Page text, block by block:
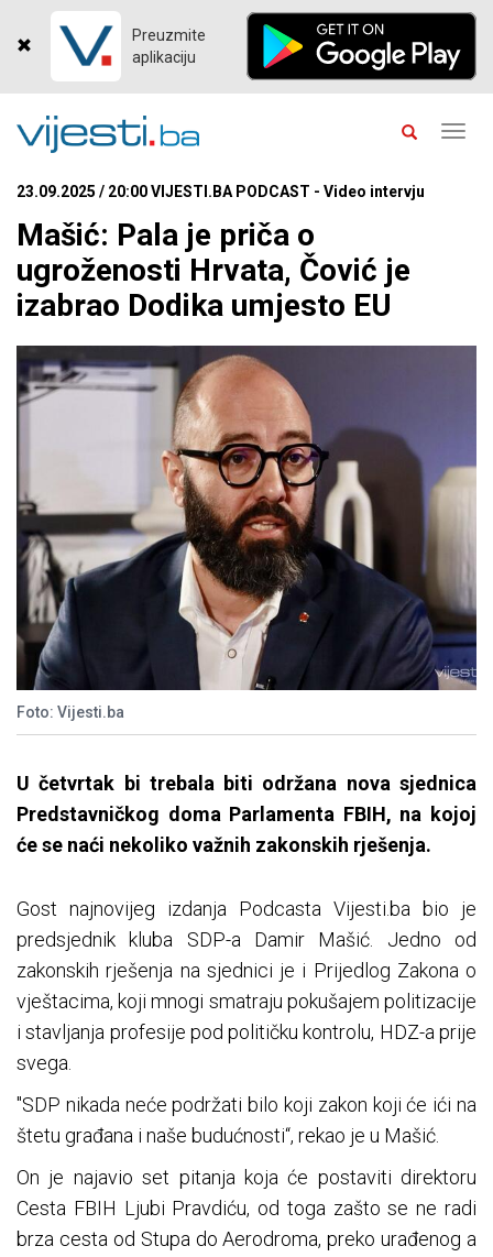
Preuzmite
aplikaciju
23.09.2025 / 20:00 VIJESTI.BA PODCAST - Video intervju
Mašić: Pala je priča o
ugroženosti Hrvata, Čović je
izabrao Dodika umjesto EU
Foto: Vijesti.ba
U četvrtak bi trebala biti održana nova sjednica
Predstavničkog doma Parlamenta FBIH, na kojoj
će se naći nekoliko važnih zakonskih rješenja.
Gost najnovijeg izdanja Podcasta Vijesti.ba bio je
predsjednik kluba SDP-a Damir Mašić. Jedno od
zakonskih rješenja na sjednici je i Prijedlog Zakona o
vještacima, koji mnogi smatraju pokušajem politizacije
i stavljanja profesije pod političku kontrolu, HDZ-a prije
svega.
"SDP nikada neće podržati bilo koji zakon koji će ići na
štetu građana i naše budućnosti“, rekao je u Mašić.
On je najavio set pitanja koja će postaviti direktoru
Cesta FBIH Ljubi Pravdiću, od toga zašto se ne radi
brza cesta od Stupa do Aerodroma, preko urađenog a